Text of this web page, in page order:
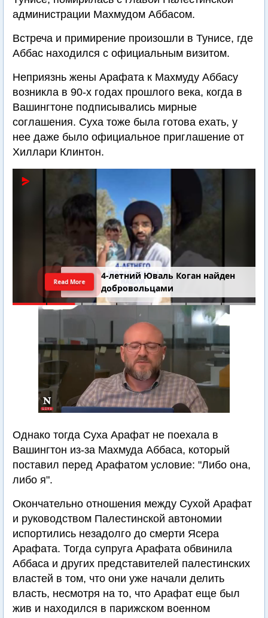
администрации Махмудом Аббасом.
Встреча и примирение произошли в Тунисе, где
Аббас находился с официальным визитом.
Неприязнь жены Арафата к Махмуду Аббасу
возникла в 90-х годах прошлого века, когда в
Вашингтоне подписывались мирные
соглашения. Суха тоже была готова ехать, у
нее даже было официальное приглашение от
Хиллари Клинтон.
4-летний Юваль Коган найден
добровольцами
Read More
Однако тогда Суха Арафат не поехала в
Вашингтон из-за Махмуда Аббаса, который
поставил перед Арафатом условие: "Либо она,
либо я".
Окончательно отношения между Сухой Арафат
и руководством Палестинской автономии
испортились незадолго до смерти Ясера
Арафата. Тогда супруга Арафата обвинила
Аббаса и других представителей палестинских
властей в том, что они уже начали делить
власть, несмотря на то, что Арафат еще был
жив и находился в парижском военном